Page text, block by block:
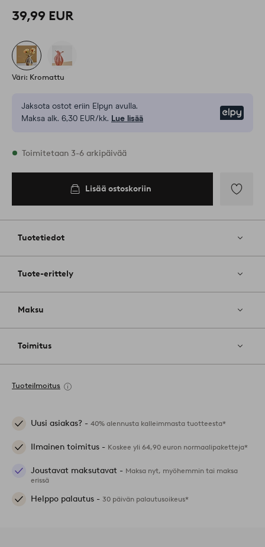
39,99 EUR
Väri: Kromattu
Jaksota ostot eriin Elpyn avulla.
Maksa alk. 6,30 EUR/kk. Lue lisää
Varastossa
Toimitetaan 3-6 arkipäivää
Lisää ostoskoriin
Tuotetiedot
Tuote-erittely
Maksu
Toimitus
Tuoteilmoitus
Uusi asiakas? - 40% alennusta kalleimmasta tuotteesta*
Ilmainen toimitus - Koskee yli 64,90 euron normaalipaketteja*
Joustavat maksutavat - Maksa nyt, myöhemmin tai maksa
erissä
Helppo palautus - 30 päivän palautusoikeus*